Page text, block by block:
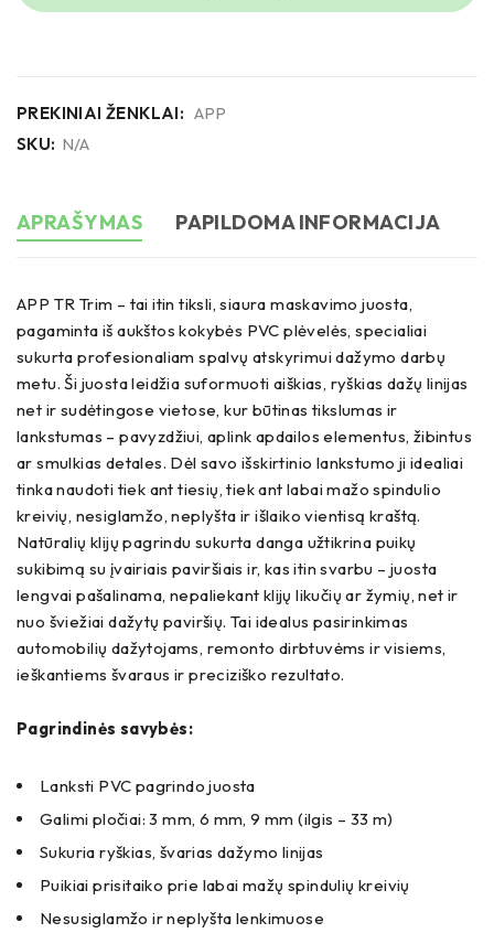
PREKINIAI ŽENKLAI: APP
SKU: N/A
APRAŠYMAS PAPILDOMA INFORMACIJA
APP TR Trim – tai itin tiksli, siaura maskavimo juosta,
pagaminta iš aukštos kokybės PVC plėvelės, specialiai
sukurta profesionaliam spalvų atskyrimui dažymo darbų
metu. Ši juosta leidžia suformuoti aiškias, ryškias dažų linijas
net ir sudėtingose vietose, kur būtinas tikslumas ir
lankstumas – pavyzdžiui, aplink apdailos elementus, žibintus
ar smulkias detales. Dėl savo išskirtinio lankstumo ji idealiai
tinka naudoti tiek ant tiesių, tiek ant labai mažo spindulio
kreivių, nesiglamžo, neplyšta ir išlaiko vientisą kraštą.
Natūralių klijų pagrindu sukurta danga užtikrina puikų
sukibimą su įvairiais paviršiais ir, kas itin svarbu – juosta
lengvai pašalinama, nepaliekant klijų likučių ar žymių, net ir
nuo šviežiai dažytų paviršių. Tai idealus pasirinkimas
automobilių dažytojams, remonto dirbtuvėms ir visiems,
ieškantiems švaraus ir preciziško rezultato.
Pagrindinės savybės:
Lanksti PVC pagrindo juosta
Galimi pločiai: 3 mm, 6 mm, 9 mm (ilgis – 33 m)
Sukuria ryškias, švarias dažymo linijas
Puikiai prisitaiko prie labai mažų spindulių kreivių
Nesusiglamžo ir neplyšta lenkimuose